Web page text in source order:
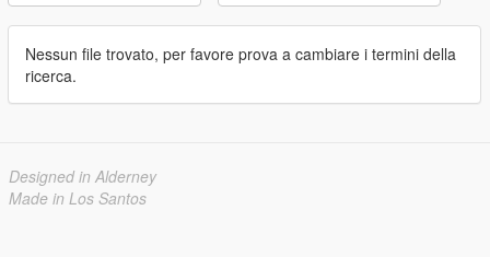
Nessun file trovato, per favore prova a cambiare i termini della
ricerca.
Designed in Alderney
Made in Los Santos